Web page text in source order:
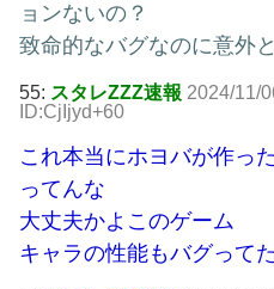
ョンないの？
致命的なバグなのに意外
55: スタレZZZ速報 2024/11/
ID:CjIjyd+60
これ本当にホヨバが作っ
ってんな
大丈夫かよこのゲーム
キャラの性能もバグって